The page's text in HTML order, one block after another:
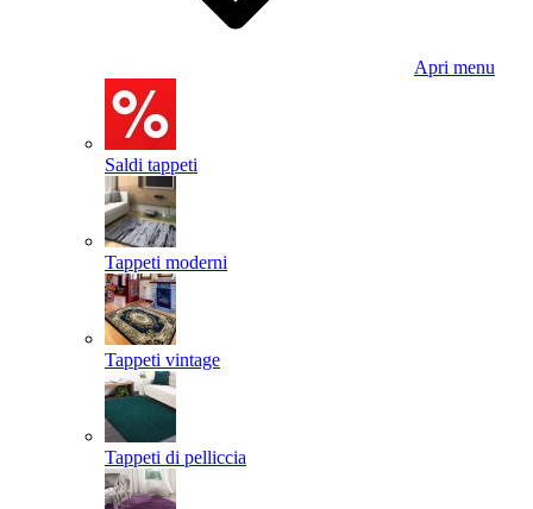
Apri menu
Saldi tappeti
Tappeti moderni
Tappeti vintage
Tappeti di pelliccia